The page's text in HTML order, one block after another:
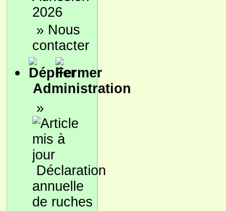
2026
» Nous
contacter
Administration
»
Déclaration
annuelle
de ruches